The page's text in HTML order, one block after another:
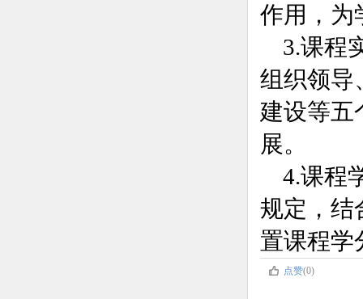
作用，为
3.课程
组织领导
建设等五
展。
4.课程
规定，结
置课程学
点赞(0)